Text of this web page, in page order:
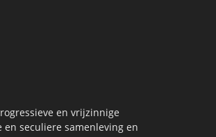
en vrijzinnige
seculiere samenleving en